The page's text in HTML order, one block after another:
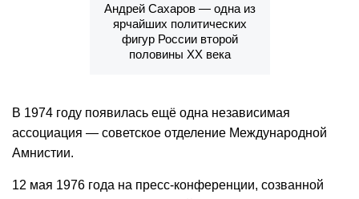
Андрей Сахаров — одна из
ярчайших политических
фигур России второй
половины ХХ века
В 1974 году появилась ещё одна независимая
ассоциация — советское отделение Международной
Амнистии.
12 мая 1976 года на пресс-конференции, созванной